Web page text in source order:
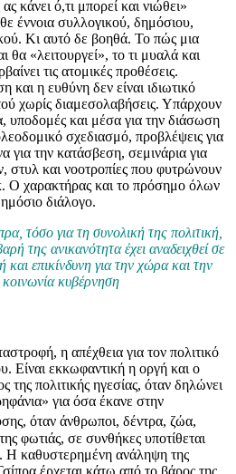
κάνει ό,τι μπορεί και νιώθει»
έννοια συλλογικού, δημόσιου,
Κι αυτό δε βοηθά. Το πώς μια
θα «λειτουργεί», το τι μυαλά και
τις ατομικές προθέσεις.
η ευθύνη δεν είναι ιδιωτικό
χωρίς διαμεσολαβήσεις. Υπάρχουν
υποδομές και μέσα για την διάσωση
σχεδιασμό, προβλέψεις για
για την κατάσβεση, σεμινάρια για
και νοοτροπίες που φυτρώνουν
Ο χαρακτήρας και το πρόσημο όλων
διάλογο.
τόσο για τη συνολική της πολιτική,
της ανικανότητα έχει αναδειχθεί σε
και επικίνδυνη για την χώρα και την
κοινωνία κυβέρνηση
η απέχθεια για τον πολιτικό
Είναι εκκωφαντική η οργή και ο
της πολιτικής ηγεσίας, όταν δηλώνει
για όσα έκανε στην
όταν άνθρωποι, δέντρα, ζώα,
φωτιάς, σε συνθήκες υποτίθεται
Η καθυστερημένη ανάληψη της
έρχεται κάτω από το βάρος της